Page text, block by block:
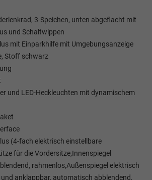
3-Speichen, unten abgeflacht mit
und Schaltwippen
mit Einparkhilfe mit Umgebungsanzeige
Stoff schwarz
und LED-Heckleuchten mit dynamischem
(4-fach elektrisch einstellbare
für die Vordersitze,Innenspiegel
rahmenlos,Außenspiegel elektrisch
und anklappbar, automatisch abblendend,